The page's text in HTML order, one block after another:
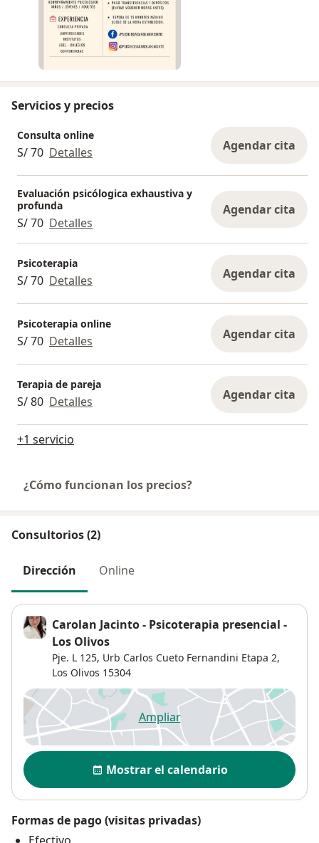
Servicios y precios
Consulta online
S/ 70 Detalles Agendar cita
Evaluación psicólogica exhaustiva y
profunda
S/ 70 Detalles
Agendar cita
Psicoterapia
S/ 70 Detalles Agendar cita
Psicoterapia online
S/ 70 Detalles Agendar cita
Terapia de pareja
S/ 80 Detalles Agendar cita
+1 servicio
¿Cómo funcionan los precios?
Consultorios (2)
Dirección Online
Carolan Jacinto - Psicoterapia presencial -
Los Olivos
Pje. L 125, Urb Carlos Cueto Fernandini Etapa 2,
Los Olivos 15304
Ampliarse abre en una nueva
Disponibilidad
Mostrar el calendario
Formas de pago (visitas privadas)